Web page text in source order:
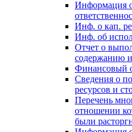
Информация
Инф. о кап.
Инф. об
Отчет о
содержанию
Финансовый
Сведения о
ресурсов и
Перечень
отношении
были